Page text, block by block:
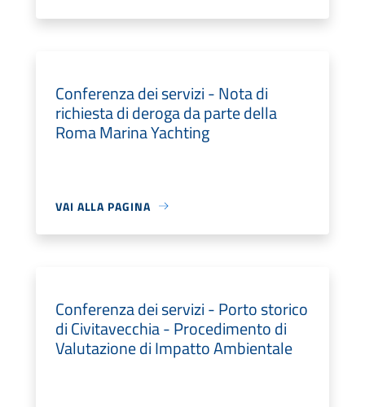
Conferenza dei servizi - Nota di
richiesta di deroga da parte della
Roma Marina Yachting
VAI ALLA PAGINA
Conferenza dei servizi - Porto storico
di Civitavecchia - Procedimento di
Valutazione di Impatto Ambientale